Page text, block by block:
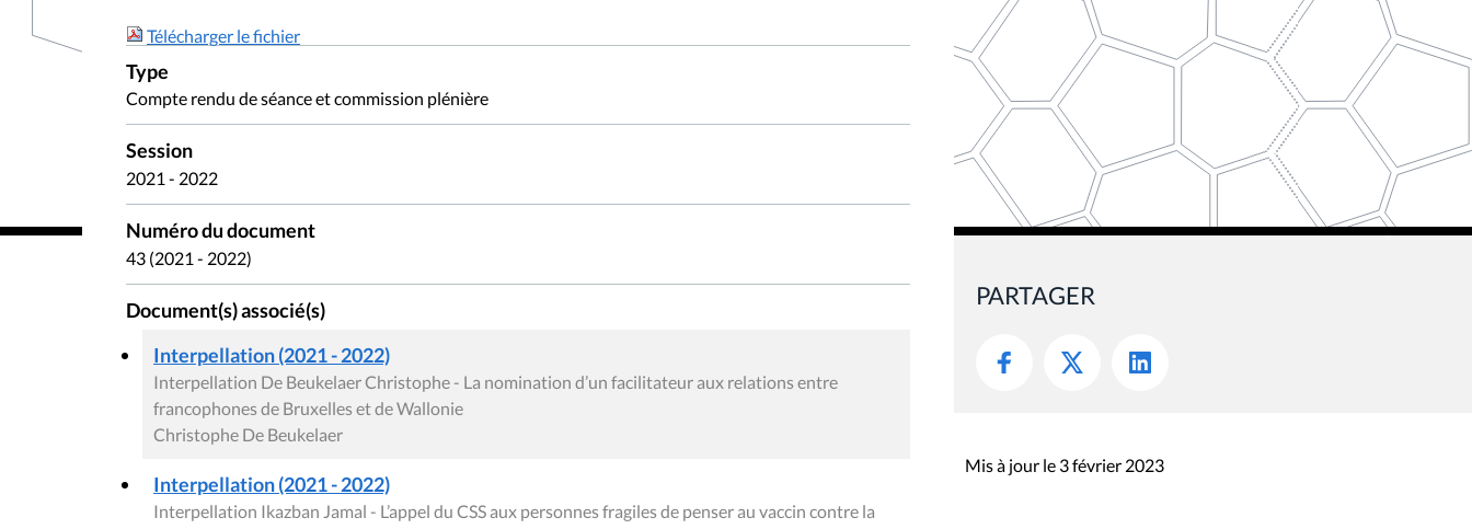
Télécharger le fichier
Type
Compte rendu de séance et commission plénière
Session
2021 - 2022
Numéro du document
43 (2021 - 2022)
Document(s) associé(s)
Interpellation (2021 - 2022)
Interpellation De Beukelaer Christophe - La nomination d’un facilitateur aux relations entre
francophones de Bruxelles et de Wallonie
Christophe De Beukelaer
Interpellation (2021 - 2022)
Interpellation Ikazban Jamal - L’appel du CSS aux personnes fragiles de penser au vaccin contre la
PARTAGER
Mis à jour le 3 février 2023